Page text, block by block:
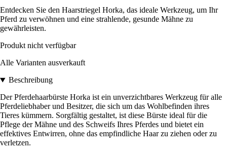
Entdecken Sie den Haarstriegel Horka, das ideale Werkzeug, um Ihr
Pferd zu verwöhnen und eine strahlende, gesunde Mähne zu
gewährleisten.
Produkt nicht verfügbar
Alle Varianten ausverkauft
Beschreibung
Der Pferdehaarbürste Horka ist ein unverzichtbares Werkzeug für alle
Pferdeliebhaber und Besitzer, die sich um das Wohlbefinden ihres
Tieres kümmern. Sorgfältig gestaltet, ist diese Bürste ideal für die
Pflege der Mähne und des Schweifs Ihres Pferdes und bietet ein
effektives Entwirren, ohne das empfindliche Haar zu ziehen oder zu
verletzen.